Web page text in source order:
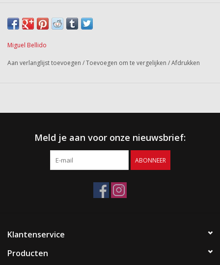
Miguel Bellido
Aan verlanglijst toevoegen /Toevoegen om te vergelijken /Afdrukken
Meld je aan voor onze nieuwsbrief:
ABONNEER
Klantenservice
Producten